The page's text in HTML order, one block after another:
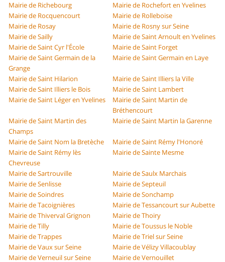
Mairie de Richebourg
Mairie de Rochefort en Yvelines
Mairie de Rocquencourt
Mairie de Rolleboise
Mairie de Rosay
Mairie de Rosny sur Seine
Mairie de Sailly
Mairie de Saint Arnoult en Yvelines
Mairie de Saint Cyr l'École
Mairie de Saint Forget
Mairie de Saint Germain de la
Grange
Mairie de Saint Germain en Laye
Mairie de Saint Hilarion
Mairie de Saint Illiers la Ville
Mairie de Saint Illiers le Bois
Mairie de Saint Lambert
Mairie de Saint Léger en Yvelines
Mairie de Saint Martin de
Bréthencourt
Mairie de Saint Martin des
Champs
Mairie de Saint Martin la Garenne
Mairie de Saint Nom la Bretèche
Mairie de Saint Rémy l'Honoré
Mairie de Saint Rémy lès
Chevreuse
Mairie de Sainte Mesme
Mairie de Sartrouville
Mairie de Saulx Marchais
Mairie de Senlisse
Mairie de Septeuil
Mairie de Soindres
Mairie de Sonchamp
Mairie de Tacoignières
Mairie de Tessancourt sur Aubette
Mairie de Thiverval Grignon
Mairie de Thoiry
Mairie de Tilly
Mairie de Toussus le Noble
Mairie de Trappes
Mairie de Triel sur Seine
Mairie de Vaux sur Seine
Mairie de Vélizy Villacoublay
Mairie de Verneuil sur Seine
Mairie de Vernouillet